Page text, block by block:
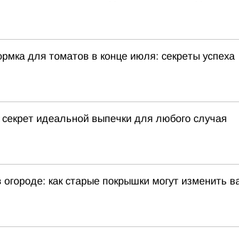
для томатов в конце июля: секреты успеха
идеальной выпечки для любого случая
огороде: как старые покрышки могут изменить